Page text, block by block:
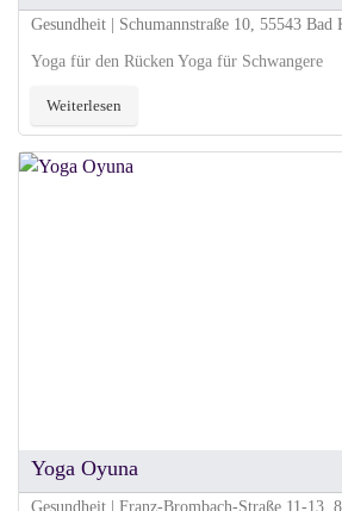
Gesundheit | Schumannstraße 10, 55543 Bad
Yoga für den Rücken Yoga für Schwangere
Weiterlesen
Yoga Oyuna
Gesundheit | Franz-Brombach-Straße 11-13,